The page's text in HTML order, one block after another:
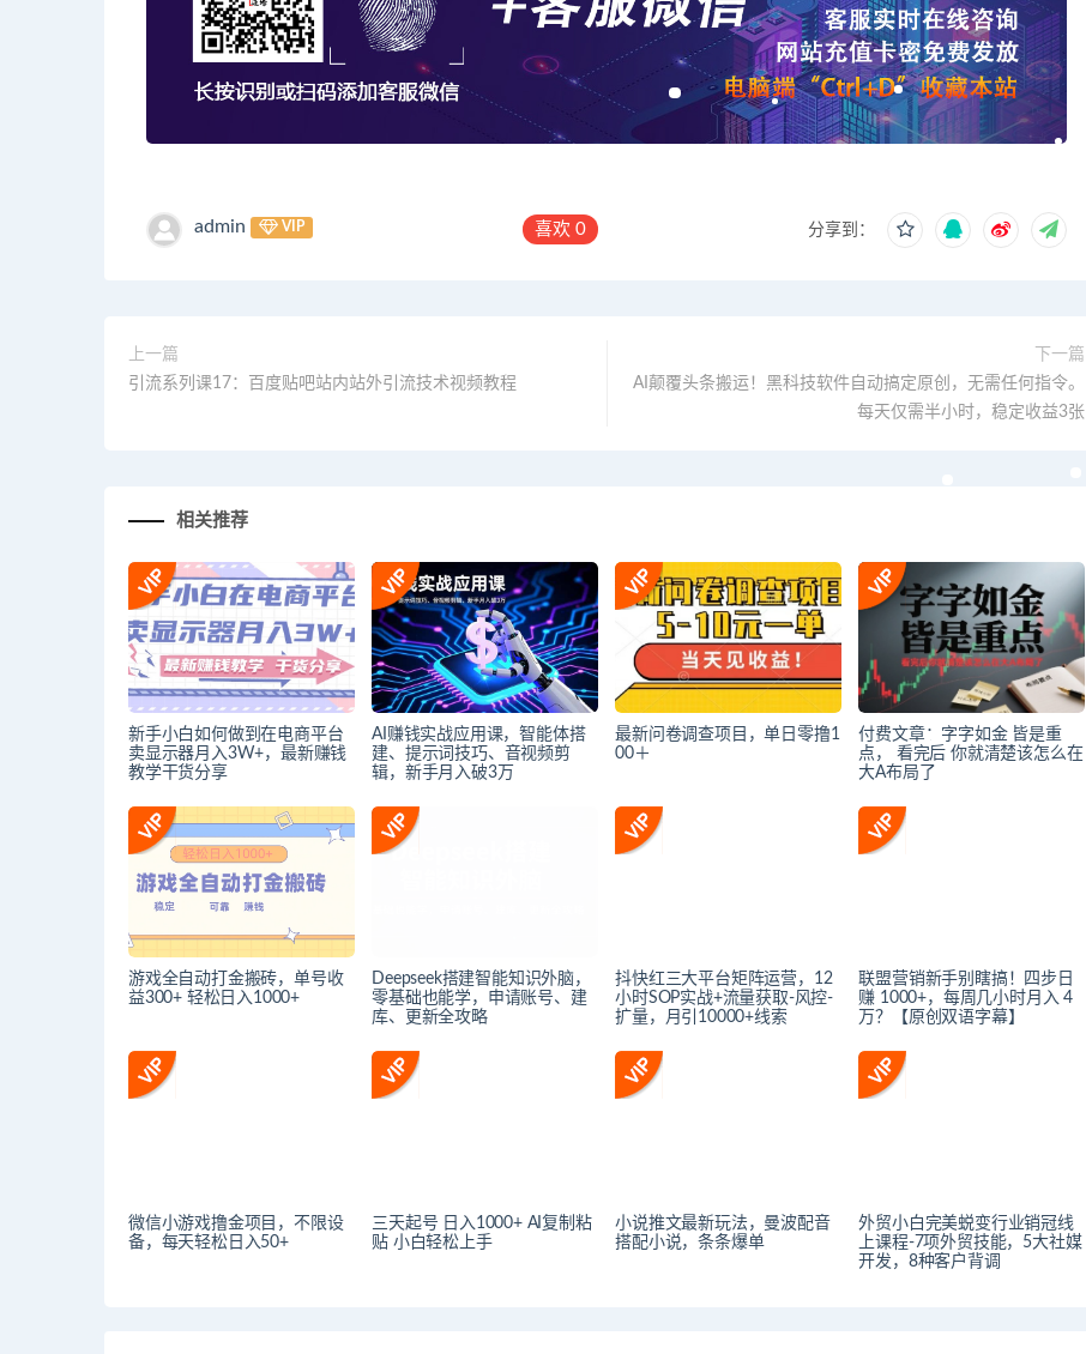
admin VIP 喜欢0 分享到：
上一篇
引流系列课17：百度贴吧站内站外引流技术视频教程
下一篇
AI颠覆头条搬运！黑科技软件自动搞定原创，无需任何指令。
每天仅需半小时，稳定收益3张
相关推荐
新手小白如何做到在电商平台
卖显示器月入3W+，最新赚钱
教学干货分享
AI赚钱实战应用课，智能体搭
建、提示词技巧、音视频剪
辑，新手月入破3万
最新问卷调查项目，单日零撸1
00＋
付费文章：字字如金 皆是重
点， 看完后 你就清楚该怎么在
大A布局了
游戏全自动打金搬砖，单号收
益300+ 轻松日入1000+
Deepseek搭建智能知识外脑，
零基础也能学，申请账号、建
库、更新全攻略
抖快红三大平台矩阵运营，12
小时SOP实战+流量获取-风控-
扩量，月引10000+线索
联盟营销新手别瞎搞！四步日
赚 1000+，每周几小时月入 4
万？【原创双语字幕】
微信小游戏撸金项目，不限设
备，每天轻松日入50+
三天起号 日入1000+ AI复制粘
贴 小白轻松上手
小说推文最新玩法，曼波配音
搭配小说，条条爆单
外贸小白完美蜕变行业销冠线
上课程-7项外贸技能，5大社媒
开发，8种客户背调